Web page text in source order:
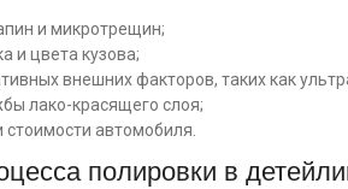
и микротрещин;
и цвета кузова;
внешних факторов, таких как
лако-красящего слоя;
автомобиля.
полировки в